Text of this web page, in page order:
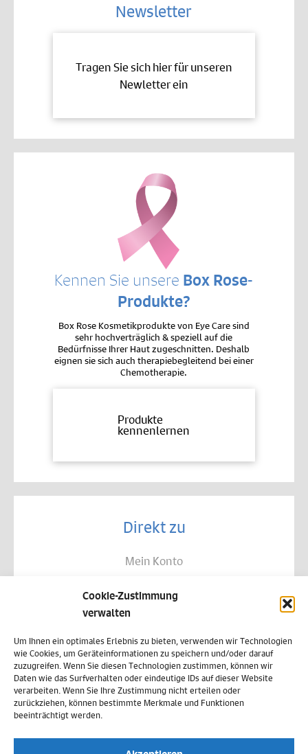
Cookie-Zustimmung
verwalten
Um Ihnen ein optimales Erlebnis zu bieten, verwenden wir Technologien
wie Cookies, um Geräteinformationen zu speichern und/oder darauf
zuzugreifen. Wenn Sie diesen Technologien zustimmen, können wir
Daten wie das Surfverhalten oder eindeutige IDs auf dieser Website
verarbeiten. Wenn Sie Ihre Zustimmung nicht erteilen oder
zurückziehen, können bestimmte Merkmale und Funktionen
beeinträchtigt werden.
Newsletter
Tragen Sie sich hier für unseren
Newletter ein
Kennen Sie unsere Box Rose-
Produkte?
Box Rose Kosmetikprodukte von Eye Care sind
sehr hochverträglich & speziell auf die
Bedürfnisse Ihrer Haut zugeschnitten. Deshalb
eignen sie sich auch therapiebegleitend bei einer
Chemotherapie.
Produkte
kennenlernen
Direkt zu
Mein Konto
Allgemeine Geschäftsbedingungen
Datenschutz
Widerruf
Zahlungsweisen
Versand & Lieferung